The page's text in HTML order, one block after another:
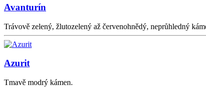
Avanturín
Trávově zelený, žlutozelený až červenohnědý, neprůhledný
Azurit
Tmavě modrý kámen.